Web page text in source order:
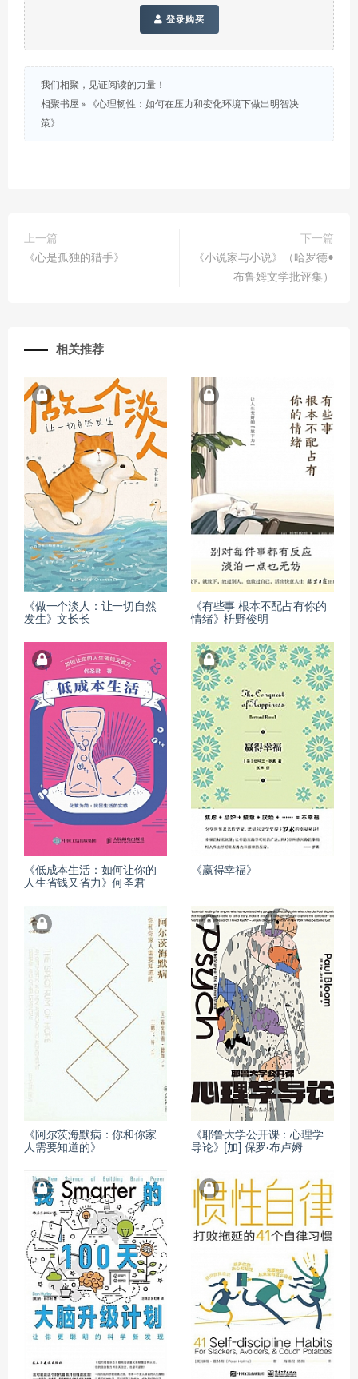
登录购买
我们相聚，见证阅读的力量！
相聚书屋 »
《心理韧性：如何在压力和变化环境下做出明智决
策》
上一篇
《心是孤独的猎手》
下一篇
《小说家与小说》（哈罗德•
布鲁姆文学批评集）
相关推荐
《做一个淡人：让一切自然
发生》文长长
《有些事 根本不配占有你的
情绪》枡野俊明
《低成本生活：如何让你的
人生省钱又省力》何圣君
《赢得幸福》
《阿尔茨海默病：你和你家
人需要知道的》
《耶鲁大学公开课：心理学
导论》[加] 保罗·布卢姆